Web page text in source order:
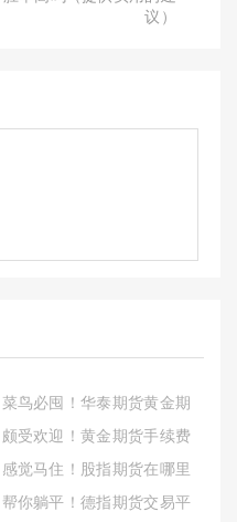
议）
菜鸟必囤！华泰期货黄金期
货手续费（深入解析华泰期
货黄金期货交易成本）
颇受欢迎！黄金期货手续费
是多少(黄金期货交易手续费)
感觉马住！股指期货在哪里
开户（充分了解市场规则和
风险）
帮你躺平！德指期货交易平